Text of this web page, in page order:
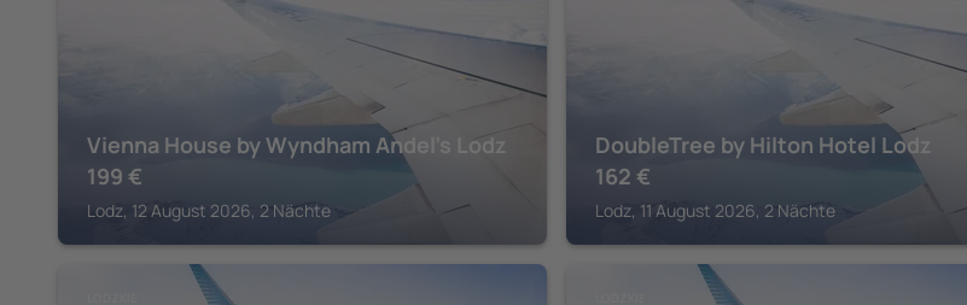
Vienna House by Wyndham Andel's Lodz
199 €
Lodz, 12 August 2026, 2 Nächte
DoubleTree by Hilton Hotel Lodz
162 €
Lodz, 11 August 2026, 2 Nächte